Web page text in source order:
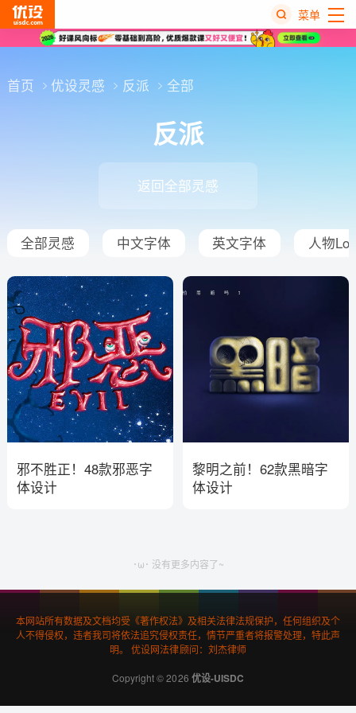
菜单
首页 优设灵感 反派 全部
反派
返回全部灵感
全部灵感 中文字体 英文字体 人物
邪不胜正！48款邪恶字
体设计
黎明之前！62款黑暗字
体设计
･ω･ 没有更多内容了~
本网站所有数据及文档均受《著作权法》及相关法律法规保护，任何组织及个
人不得侵权，违者我司将依法追究侵权责任，情节严重者将报警处理，特此声
明。 优设网法律顾问：刘杰律师
Copyright © 2026 优设-UISDC